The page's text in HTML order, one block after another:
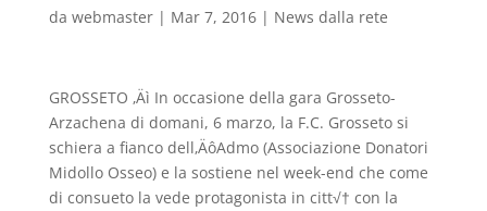
da webmaster| Mar 7, 2016| News dalla rete
GROSSETO ‚Äì In occasione della gara Grosseto-
Arzachena di domani, 6 marzo, la F.C. Grosseto si
schiera a fianco dell‚ÄôAdmo (Associazione Donatori
Midollo Osseo) e la sostiene nel week-end che come
di consueto la vede protagonista in citt√† con la